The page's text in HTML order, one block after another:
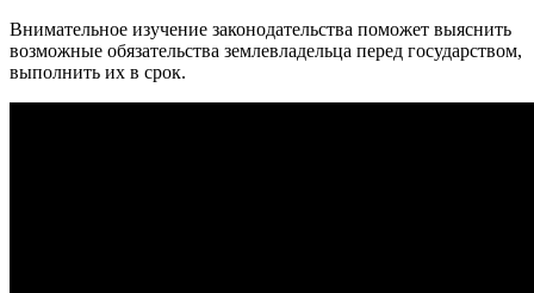
Внимательное изучение законодательства поможет выяснить
возможные обязательства землевладельца перед государством,
выполнить их в срок.